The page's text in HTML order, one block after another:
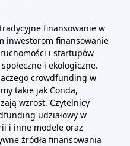
finansowanie w
inwestorom finansowanie
i startupów
i ekologiczne.
crowdfunding w
takie jak Conda,
wzrost. Czytelnicy
udziałowy w
i inne modele oraz
źródła finansowania